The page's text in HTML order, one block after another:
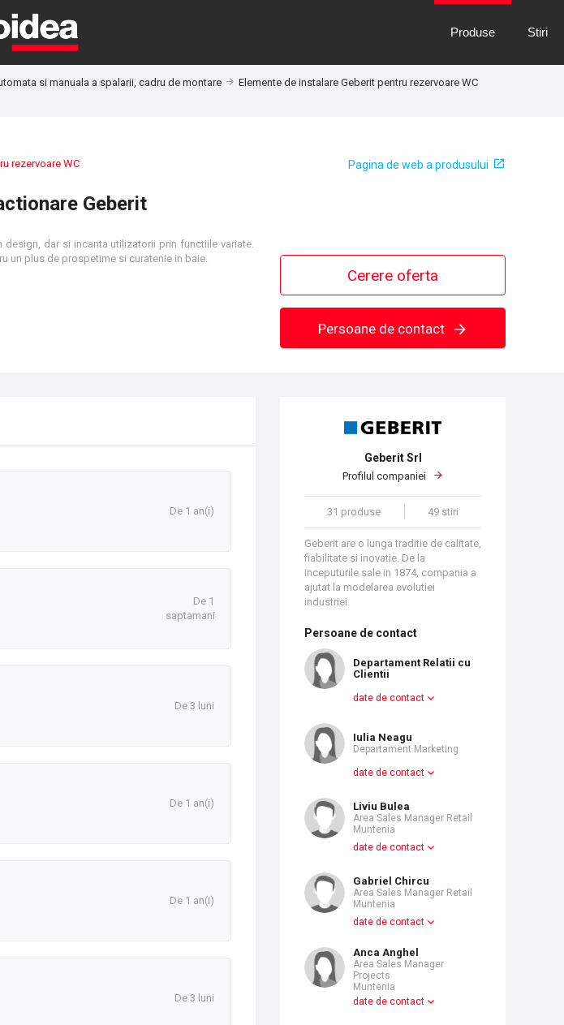
Produse Stiri
si manuala a spalarii, cadru de montare
Elemente de instalare Geberit pentru rezervoare WC
rezervoare WC Pagina de web a produsului
Geberit
dar si incanta utilizatorii prin functiile variate.
un plus de prospetime si curatenie in baie.
Cerere oferta
Persoane de contact
Geberit Srl
Profilul companiei
31 produse 49 stiri
Geberit are o lunga traditie de calitate,
fiabilitate si inovatie. De la
inceputurile sale in 1874, compania a
ajutat la modelarea evolutiei
industriei.
Persoane de contact
Departament Relatii cu
Clientii
date de contact
Iulia Neagu
Departament Marketing
date de contact
Liviu Bulea
Area Sales Manager Retail
Muntenia
date de contact
Gabriel Chircu
Area Sales Manager Retail
Muntenia
date de contact
Anca Anghel
Area Sales Manager
Projects
Muntenia
date de contact
De 1 an(i)
De 1
saptamani
De 3 luni
De 1 an(i)
De 1 an(i)
De 3 luni